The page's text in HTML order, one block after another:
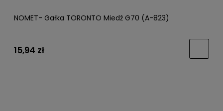
NOMET- Gałka TORONTO Miedź G70 (A-823)
15,94 zł